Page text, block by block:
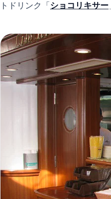
トドリンク「 ショコリキサー